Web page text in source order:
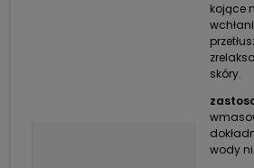
kojące
skóry.
wody